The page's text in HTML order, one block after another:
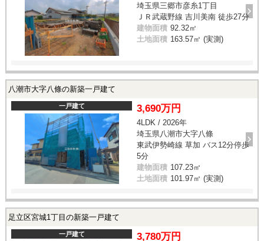
埼玉県三郷市彦糸1丁目
ＪＲ武蔵野線 吉川美南 徒歩27分
建物面積 92.32㎡
土地面積 163.57㎡ (実測)
八潮市大字八條の新築一戸建て
一戸建て 3,690万円
4LDK / 2026年
埼玉県八潮市大字八條
東武伊勢崎線 草加 バス12分停歩
5分
建物面積 107.23㎡
土地面積 101.97㎡ (実測)
足立区宮城1丁目の新築一戸建て
一戸建て 3,780万円